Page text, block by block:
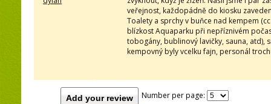
veřejnost, každopádně do kiosku
Toalety a sprchy v buňce nad kempem
blízkost Aquaparku při nepříznivém
tobogány, bublinový lavičky, sauna, atd),
kempovný byly vcelku fajn, personál
Add your review Number per page: